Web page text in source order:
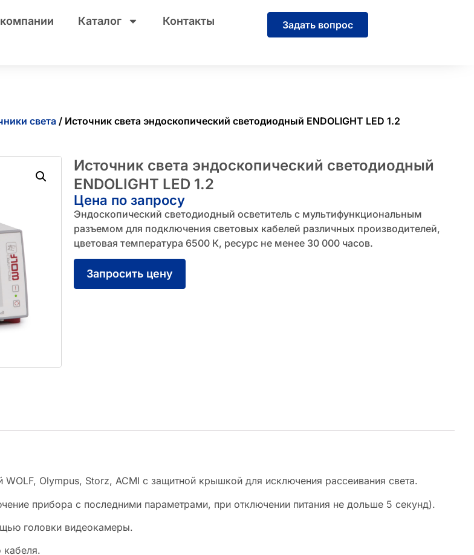
Каталог Контакты Задать вопрос
света / Источник света эндоскопический светодиодный ENDOLIGHT LED 1.2
Источник света эндоскопический светодиодный
ENDOLIGHT LED 1.2
Цена по запросу
Эндоскопический светодиодный осветитель с мультифункциональным
разъемом для подключения световых кабелей различных производителей,
цветовая температура 6500 К, ресурс не менее 30 000 часов.
Запросить цену
Olympus, Storz, ACMI с защитной крышкой для исключения рассеивания света.
прибора с последними параметрами, при отключении питания не дольше 5 секунд).
головки видеокамеры.
кабеля.